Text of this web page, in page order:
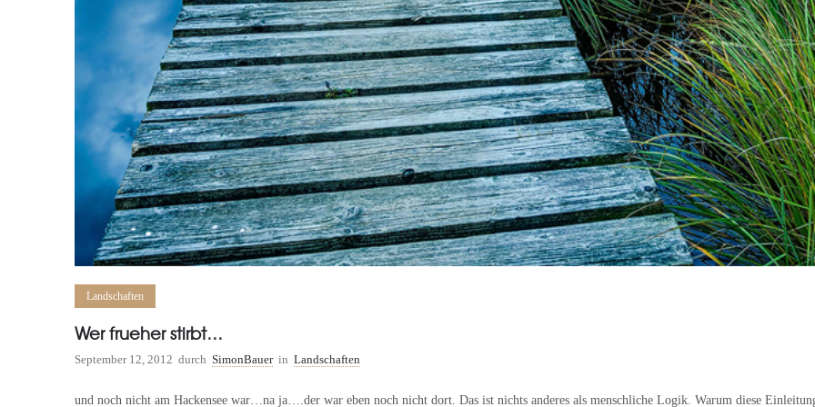
Landschaften
Wer frueher stirbt…
September 12, 2012 durch SimonBauer in Landschaften
und noch nicht am Hackensee war…na ja….der war eben noch nicht dort. Das ist nichts anderes als menschliche Logik. Warum diese